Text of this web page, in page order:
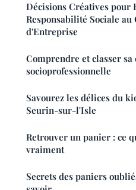
Décisions Créatives pour
Responsabilité Sociale
d'Entreprise
Comprendre et classer sa
socioprofessionnelle
Savourez les délices du
Seurin-sur-l'Isle
Retrouver un panier : ce
vraiment
Secrets des paniers